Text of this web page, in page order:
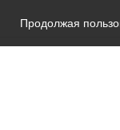
Продолжая